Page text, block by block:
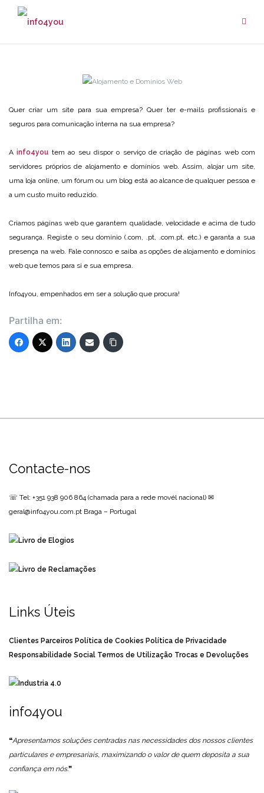
Quer criar um site para sua empresa? Quer ter e-mails profissionais e
seguros para comunicação interna na sua empresa?
Ainfo4you tem ao seu dispor o serviço de criação de páginas web com
servidores próprios de alojamento e domínios web. Assim, alojar um site,
uma loja online, um fórum ou um blog está ao alcance de qualquer pessoa e
a um custo muito reduzido.
Criamos páginas web que garantem qualidade, velocidade e acima de tudo
segurança. Registe o seu domínio (.com, .pt, .com.pt, etc.) e garanta a sua
presença na web. Fale connosco e saiba as opções de alojamento e domínios
web que temos para si e sua empresa.
Info4you, empenhados em ser a solução que procura!
Partilha em:
Contacte-nos
☏ Tel: +351 938 906 864 (chamada para a rede movél nacional) ✉
geral@info4you.com.pt Braga – Portugal
Links Úteis
Clientes Parceiros Política de Cookies Política de Privacidade
Responsabilidade Social Termos de Utilização Trocas e Devoluções
info4you
❝Apresentamos soluções centradas nas necessidades dos nossos clientes
particulares e empresariais, maximizando o valor de quem deposita a sua
confiança em nós.❞